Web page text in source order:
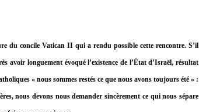
du concile Vatican II qui a rendu possible cette rencontre. S’il
avoir longuement évoqué l’existence de l’État d’Israël, résultat
« nous sommes restés ce que nous avons toujours été » :
nous devons nous demander sincèrement ce qui nous sépare